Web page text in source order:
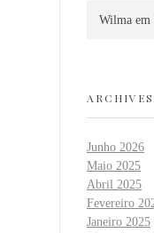
Wilma em
ARCHIVES
Junho 2026
Maio 2025
Abril 2025
Fevereiro
Janeiro 2025